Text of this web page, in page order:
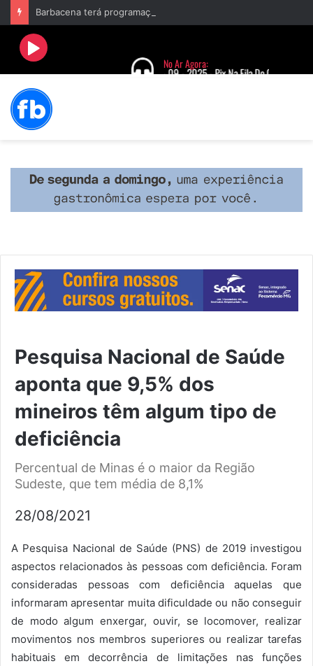
Pesquisa Nacional de Saúde
aponta que 9,5% dos
mineiros têm algum tipo de
deficiência
Percentual de Minas é o maior da Região
Sudeste, que tem média de 8,1%
28/08/2021
A Pesquisa Nacional de Saúde (PNS) de 2019 investigou
aspectos relacionados às pessoas com deficiência. Foram
consideradas pessoas com deficiência aquelas que
informaram apresentar muita dificuldade ou não conseguir
de modo algum enxergar, ouvir, se locomover, realizar
movimentos nos membros superiores ou realizar tarefas
habituais em decorrência de limitações nas funções